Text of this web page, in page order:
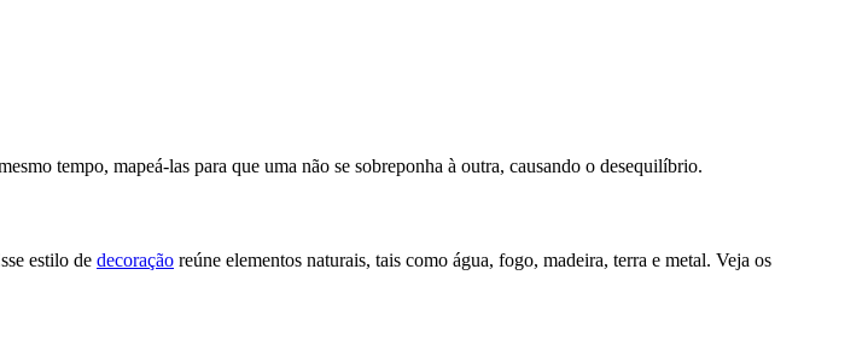
tempo, mapeá-las para que uma não se sobreponha à outra, causando o desequilíbrio.
estilo de decoração reúne elementos naturais, tais como água, fogo, madeira, terra e metal. Veja os